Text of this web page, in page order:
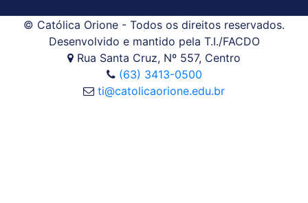
© Católica Orione - Todos os direitos reservados.
Desenvolvido e mantido pela T.I./FACDO
Rua Santa Cruz, Nº 557, Centro
(63) 3413-0500
ti@catolicaorione.edu.br